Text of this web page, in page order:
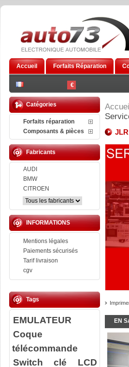
€
Accueil Forfaits Réparation
Catégories
Forfaits réparation
Composants & pièces
Fabricants
AUDI
BMW
CITROEN
INFORMATIONS
Mentions légales
Paiements sécurisés
Tarif livraison
cgv
Tags
EMULATEUR
Coque
télécommande
Switch clé
LCD
EN